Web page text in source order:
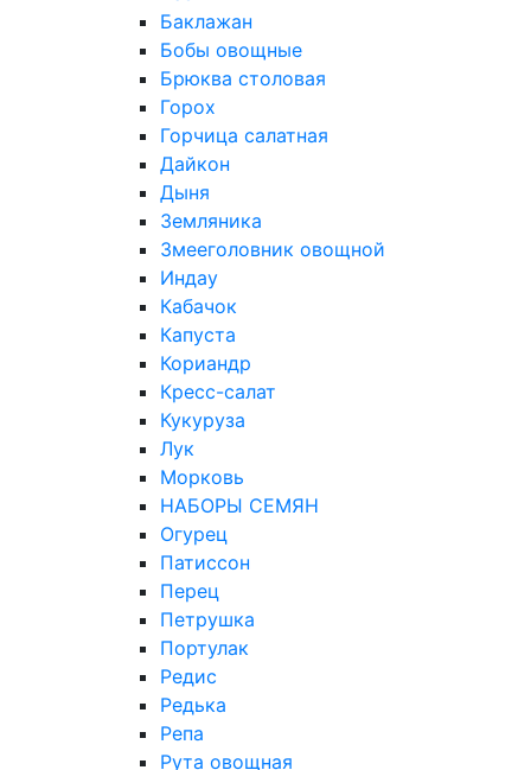
Баклажан
Бобы овощные
Брюква столовая
Горох
Горчица салатная
Дайкон
Дыня
Земляника
Змееголовник овощной
Индау
Кабачок
Капуста
Кориандр
Кресс-салат
Кукуруза
Лук
Морковь
НАБОРЫ СЕМЯН
Огурец
Патиссон
Перец
Петрушка
Портулак
Редис
Редька
Репа
Рута овощная